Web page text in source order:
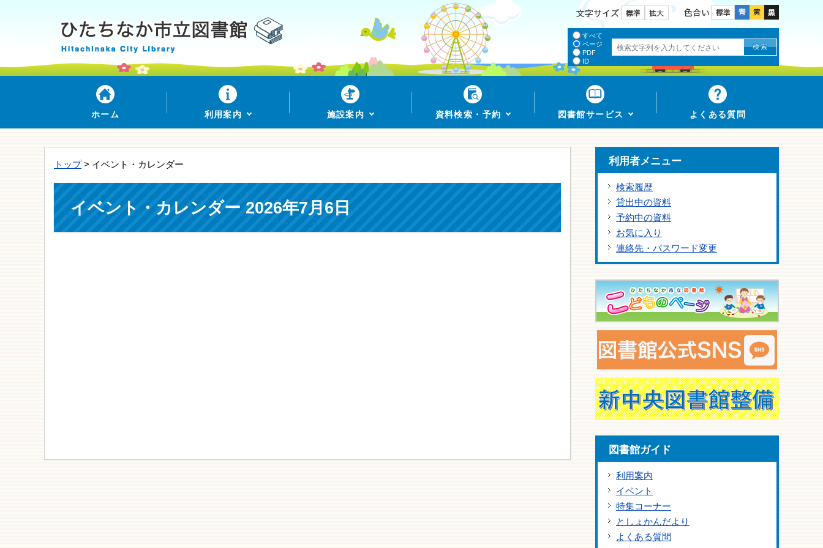
色合い
文字サイズ
すべて
ページ
PDF
ID
ホーム 利用案内 施設案内 資料検索・予約 図書館サービス よくある質問
トップ> イベント・カレンダー
イベント・カレンダー 2026年7月6日
利用者メニュー
検索履歴
貸出中の資料
予約中の資料
お気に入り
連絡先・パスワード変更
図書館ガイド
利用案内
イベント
特集コーナー
としょかんだより
よくある質問